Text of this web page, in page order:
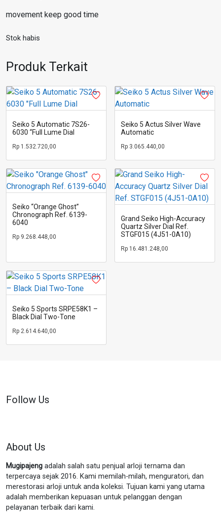
movement keep good time
Stok habis
Produk Terkait
Seiko 5 Automatic 7S26-
6030 “Full Lume Dial
Rp 1.532.720,00
Seiko 5 Actus Silver Wave
Automatic
Rp 3.065.440,00
Seiko “Orange Ghost”
Chronograph Ref. 6139-
6040
Rp 9.268.448,00
Grand Seiko High-Accuracy
Quartz Silver Dial Ref.
STGF015 (4J51-0A10)
Rp 16.481.248,00
Seiko 5 Sports SRPE58K1 –
Black Dial Two-Tone
Rp 2.614.640,00
Follow Us
About Us
Mugipajeng adalah salah satu penjual arloji ternama dan
terpercaya sejak 2016. Kami memilah-milah, menguratori, dan
merestorasi arloji untuk anda koleksi. Tujuan kami yang utama
adalah memberikan kepuasan untuk pelanggan dengan
pelayanan terbaik dari kami.